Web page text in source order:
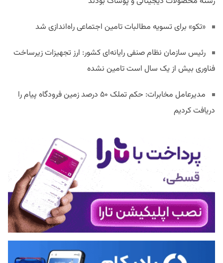
«تکو» برای تسویه مطالبات تامین اجتماعی راه‌اندازی شد
رئیس سازمان نظام صنفی رایانه‌ای کشور: ارز تجهیزات زیرساخت
فناوری بیش از یک سال است تامین نشده
مدیرعامل مخابرات: حکم تملک ۵۰ درصد زمین فرودگاه پیام را
دریافت کردیم